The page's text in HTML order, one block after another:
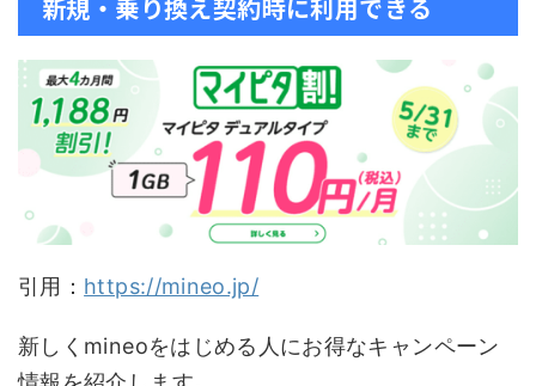
新規・乗り換え契約時に利用できる
引用： https://mineo.jp/
新しくmineoをはじめる人にお得なキャンペーン